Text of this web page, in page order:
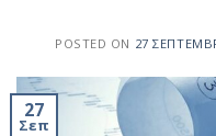
POSTED ON 27
27
Σεπ